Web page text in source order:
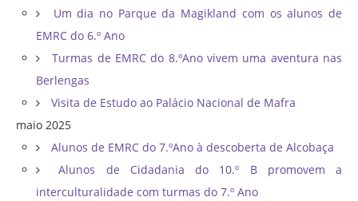
Um dia no Parque da Magikland com os alunos de
EMRC do 6.º Ano
Turmas de EMRC do 8.ºAno vivem uma aventura nas
Berlengas
Visita de Estudo ao Palácio Nacional de Mafra
maio 2025
Alunos de EMRC do 7.ºAno à descoberta de Alcobaça
Alunos de Cidadania do 10.º B promovem a
interculturalidade com turmas do 7.º Ano